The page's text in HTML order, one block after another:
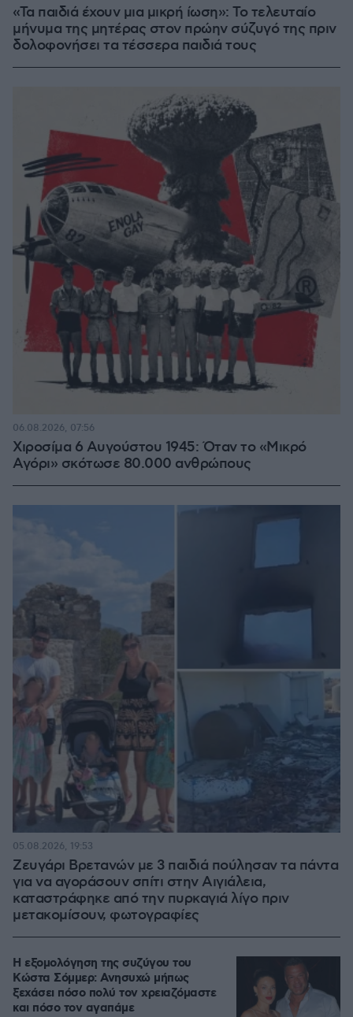
«Τα παιδιά έχουν μια μικρή ίωση»: Το τελευταίο
μήνυμα της μητέρας στον πρώην σύζυγό της πριν
δολοφονήσει τα τέσσερα παιδιά τους
Χιροσίμα 6 Αυγούστου 1945: Όταν το «Μικρό
Αγόρι» σκότωσε 80.000 ανθρώπους
06.08.2026, 07:56
Ζευγάρι Βρετανών με 3 παιδιά πούλησαν τα πάντα
για να αγοράσουν σπίτι στην Αιγιάλεια,
καταστράφηκε από την πυρκαγιά λίγο πριν
μετακομίσουν, φωτογραφίες
05.08.2026, 19:53
Η εξομολόγηση της συζύγου του
Κώστα Σόμμερ: Ανησυχώ μήπως
ξεχάσει πόσο πολύ τον χρειαζόμαστε
και πόσο τον αγαπάμε